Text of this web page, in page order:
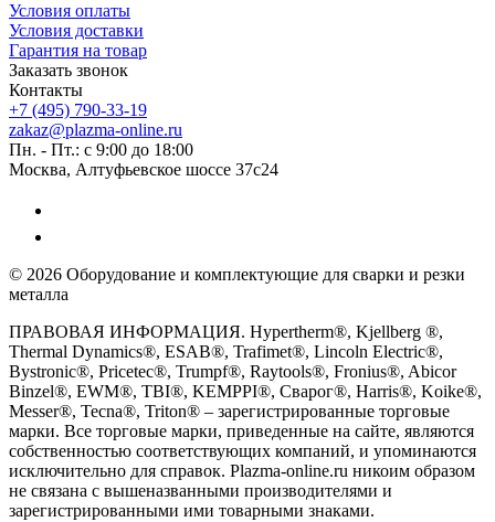
Условия оплаты
Условия доставки
Гарантия на товар
Заказать звонок
Контакты
+7 (495) 790-33-19
zakaz@plazma-online.ru
Пн. - Пт.: с 9:00 до 18:00
Москва, Алтуфьевское шоссе 37с24
© 2026 Оборудование и комплектующие для сварки и резки
металла
ПРАВОВАЯ ИНФОРМАЦИЯ. Hypertherm®, Kjellberg ®,
Thermal Dynamics®, ESAB®, Trafimet®, Lincoln Electric®,
Bystronic®, Pricetec®, Trumpf®, Raytools®, Fronius®, Abicor
Binzel®, EWM®, TBI®, KEMPPI®, Сварог®, Harris®, Koike®,
Messer®, Tecna®, Triton® – зарегистрированные торговые
марки. Все торговые марки, приведенные на сайте, являются
собственностью соответствующих компаний, и упоминаются
исключительно для справок. Plazma-online.ru никоим образом
не связана с вышеназванными производителями и
зарегистрированными ими товарными знаками.